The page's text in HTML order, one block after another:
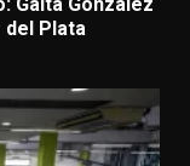
del Plata